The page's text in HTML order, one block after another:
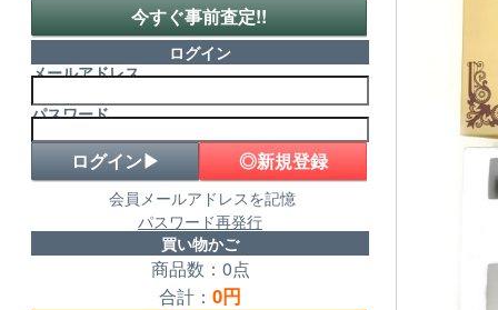
今すぐ事前査定!!
ログイン
メールアドレス
パスワード
◎新規登録
会員メールアドレスを記憶
パスワード再発行
買い物かご
商品数：0点
合計： 0円